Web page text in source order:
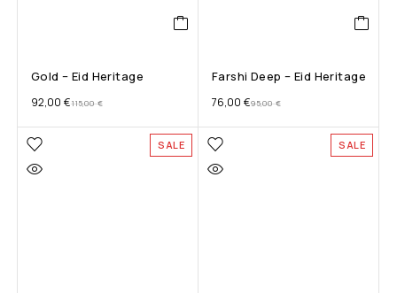
Gold – Eid Heritage
115,00€
92,00 €
Farshi Deep – Eid Heritage
95,00€
76,00 €
SALE SALE